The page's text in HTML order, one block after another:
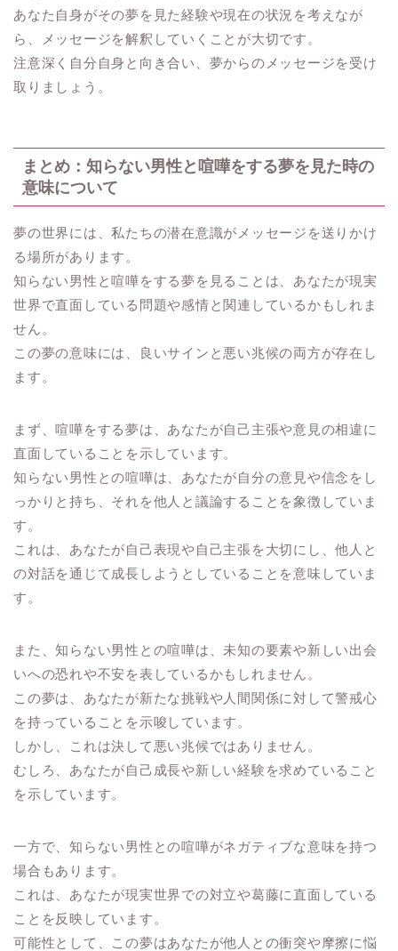
あなた自身がその夢を見た経験や現在の状況を考えなが
ら、メッセージを解釈していくことが大切です。
注意深く自分自身と向き合い、夢からのメッセージを受け
取りましょう。
まとめ：知らない男性と喧嘩をする夢を見た時の
意味について
夢の世界には、私たちの潜在意識がメッセージを送りかけ
る場所があります。
知らない男性と喧嘩をする夢を見ることは、あなたが現実
世界で直面している問題や感情と関連しているかもしれま
せん。
この夢の意味には、良いサインと悪い兆候の両方が存在し
ます。
まず、喧嘩をする夢は、あなたが自己主張や意見の相違に
直面していることを示しています。
知らない男性との喧嘩は、あなたが自分の意見や信念をし
っかりと持ち、それを他人と議論することを象徴していま
す。
これは、あなたが自己表現や自己主張を大切にし、他人と
の対話を通じて成長しようとしていることを意味していま
す。
また、知らない男性との喧嘩は、未知の要素や新しい出会
いへの恐れや不安を表しているかもしれません。
この夢は、あなたが新たな挑戦や人間関係に対して警戒心
を持っていることを示唆しています。
しかし、これは決して悪い兆候ではありません。
むしろ、あなたが自己成長や新しい経験を求めていること
を示しています。
一方で、知らない男性との喧嘩がネガティブな意味を持つ
場合もあります。
これは、あなたが現実世界での対立や葛藤に直面している
ことを反映しています。
可能性として、この夢はあなたが他人との衝突や摩擦に悩